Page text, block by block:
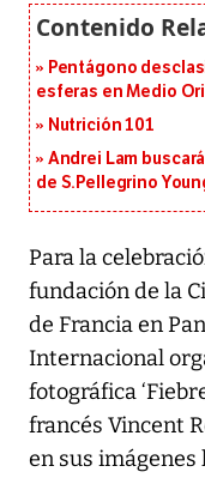
Pentágono
esferas en Medio
Nutrición 101
Andrei Lam
de S.Pellegrino
Para la
fundación de la
de Francia en
Internacional
fotográfica
francés Vincent
en sus imágenes